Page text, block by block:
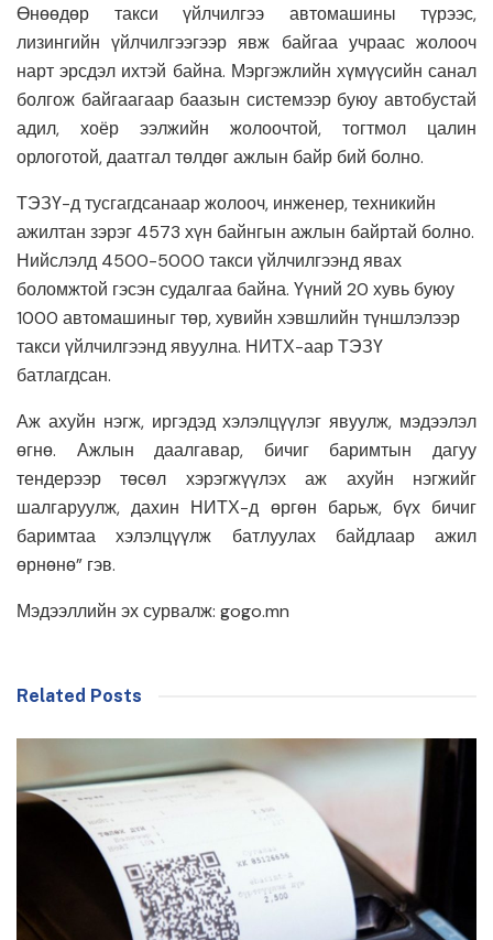
Өнөөдөр такси үйлчилгээ автомашины түрээс,
лизингийн үйлчилгээгээр явж байгаа учраас жолооч
нарт эрсдэл ихтэй байна. Мэргэжлийн хүмүүсийн санал
болгож байгаагаар баазын системээр буюу автобустай
адил, хоёр ээлжийн жолоочтой, тогтмол цалин
орлоготой, даатгал төлдөг ажлын байр бий болно.
ТЭЗҮ-д тусгагдсанаар жолооч, инженер, техникийн
ажилтан зэрэг 4573 хүн байнгын ажлын байртай болно.
Нийслэлд 4500-5000 такси үйлчилгээнд явах
боломжтой гэсэн судалгаа байна. Үүний 20 хувь буюу
1000 автомашиныг төр, хувийн хэвшлийн түншлэлээр
такси үйлчилгээнд явуулна. НИТХ-аар ТЭЗҮ
батлагдсан.
Аж ахуйн нэгж, иргэдэд хэлэлцүүлэг явуулж, мэдээлэл
өгнө. Ажлын даалгавар, бичиг баримтын дагуу
тендерээр төсөл хэрэгжүүлэх аж ахуйн нэгжийг
шалгаруулж, дахин НИТХ-д өргөн барьж, бүх бичиг
баримтаа хэлэлцүүлж батлуулах байдлаар ажил
өрнөнө” гэв.
Мэдээллийн эх сурвалж: gogo.mn
Related Posts